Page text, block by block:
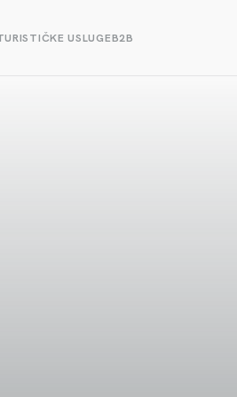
USLUGEB2B